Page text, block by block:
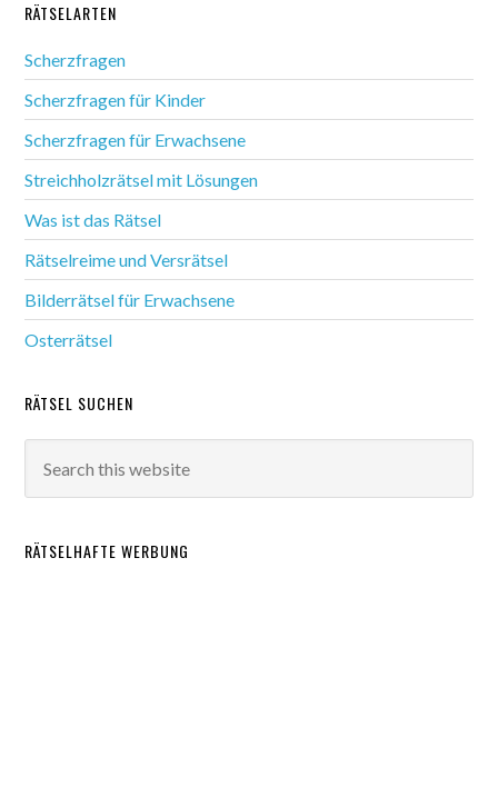
RÄTSELARTEN
Scherzfragen
Scherzfragen für Kinder
Scherzfragen für Erwachsene
Streichholzrätsel mit Lösungen
Was ist das Rätsel
Rätselreime und Versrätsel
Bilderrätsel für Erwachsene
Osterrätsel
RÄTSEL SUCHEN
RÄTSELHAFTE WERBUNG